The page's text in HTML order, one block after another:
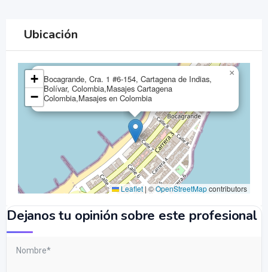
Ubicación
Bocagrande, Cra. 1 #6-154, Cartagena de Indias,
Bolívar, Colombia,Masajes Cartagena
Colombia,Masajes en Colombia
×
+
−
Leaflet | ©OpenStreetMapcontributors
Dejanos tu opinión sobre este profesional